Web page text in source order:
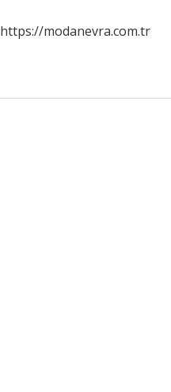
https://modanevra.com.tr